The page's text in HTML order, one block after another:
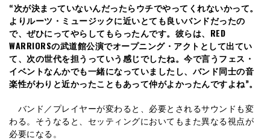
“次が決まっていないんだったらウチでやってくれないかって。
よりルーツ・ミュージックに近いとても良いバンドだったの
で、ぜひにってやらしてもらったんです。彼らは、RED
WARRIORSの武道館公演でオープニング・アクトとして出てい
て、次の世代を担うっていう感じでしたね。今で言うフェス・
イベントなんかでも一緒になっていましたし、バンド同士の音
楽性がわりと近かったこともあって仲がよかったんですよね”。
バンド／プレイヤーが変わると、必要とされるサウンドも変
わる。そうなると、セッティングにおいてもまた異なる視点が
必要になる。